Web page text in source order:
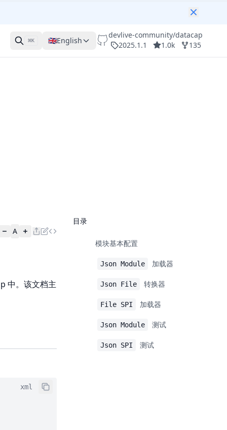
⌘K 🇬🇧English
devlive-community/datacap
2025.1.1
1.0k 135
A
中。该文档主
xml
目录
模块基本配置
Json Module 加载器
Json File 转换器
File SPI 加载器
Json Module 测试
Json SPI 测试